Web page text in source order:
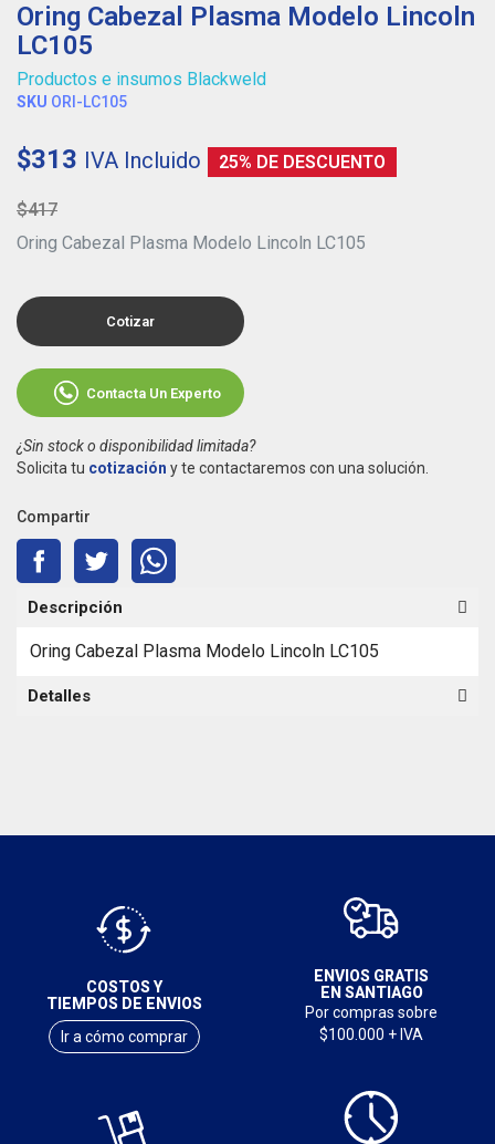
Oring Cabezal Plasma Modelo Lincoln
LC105
Productos e insumos Blackweld
SKU ORI-LC105
$313 IVA Incluido 25% DE DESCUENTO
$417
Oring Cabezal Plasma Modelo Lincoln LC105
Cotizar
Contacta Un Experto
¿Sin stock o disponibilidad limitada?
Solicita tu cotización y te contactaremos con una solución.
Compartir
Descripción
Oring Cabezal Plasma Modelo Lincoln LC105
Detalles
COSTOS Y
TIEMPOS DE ENVIOS
Ir a cómo comprar
ENVIOS GRATIS
EN SANTIAGO
Por compras sobre
$100.000 + IVA